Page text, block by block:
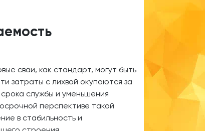
сваи, как стандарт, могут быть
затраты с лихвой окупаются за
службы и уменьшения
перспективе такой
в стабильность и